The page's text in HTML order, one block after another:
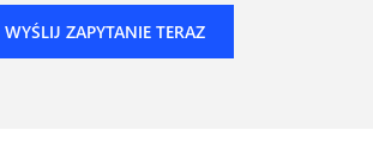
WYŚLIJ ZAPYTANIE TERAZ